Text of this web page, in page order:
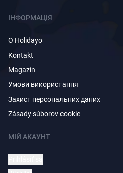
ІНФОРМАЦІЯ
O Holidayo
Kontakt
Magazín
Умови використання
Захист персональних даних
Zásady súborov cookie
МІЙ АКАУНТ